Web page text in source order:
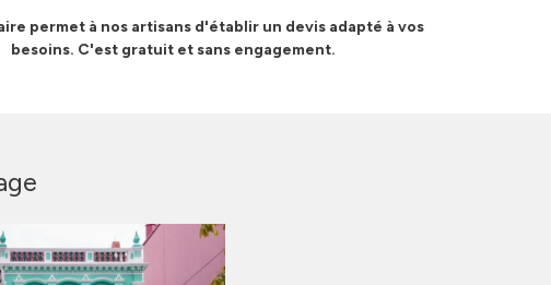
permet à nos artisans d'établir un devis adapté à vos
besoins. C'est gratuit et sans engagement.